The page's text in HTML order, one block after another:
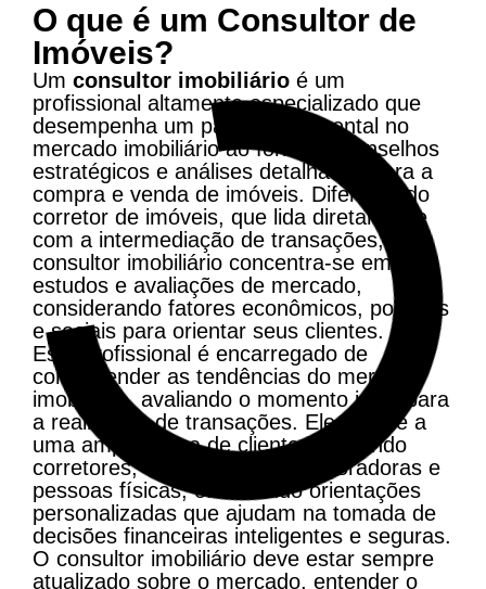
O que é um Consultor de
Imóveis?
Um consultor imobiliário é um
profissional altamente especializado que
desempenha um papel fundamental no
mercado imobiliário ao fornecer conselhos
estratégicos e análises detalhadas para a
compra e venda de imóveis. Diferente do
corretor de imóveis, que lida diretamente
com a intermediação de transações, o
consultor imobiliário concentra-se em
estudos e avaliações de mercado,
considerando fatores econômicos, políticos
e sociais para orientar seus clientes.
Este profissional é encarregado de
compreender as tendências do mercado
imobiliário, avaliando o momento ideal para
a realização de transações. Ele atende a
uma ampla gama de clientes, incluindo
corretores, construtoras, incorporadoras e
pessoas físicas, oferecendo orientações
personalizadas que ajudam na tomada de
decisões financeiras inteligentes e seguras.
O consultor imobiliário deve estar sempre
atualizado sobre o mercado, entender o